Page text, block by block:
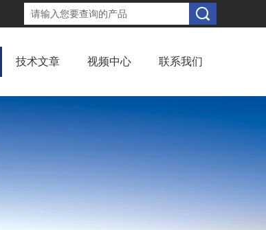
技术文章 视频中心 联系我们